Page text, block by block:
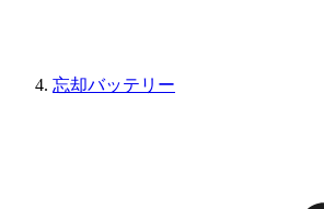
忘却バッテリー